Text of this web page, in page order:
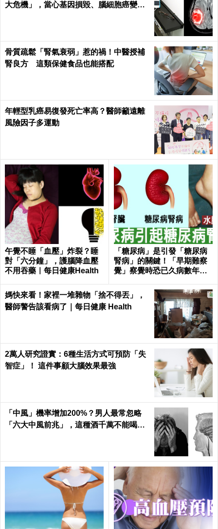
大危機」，當心基因損毀、腦細胞癌變！
骨質疏鬆「腎氣衰弱」惹的禍！中醫授補
腎良方 這類保健食品也能搭配
年輕型乳癌易復發死亡率高？醫師籲遠離
風險因子多運動
午覺不睡「血壓」炸裂？睡
對「六分鐘」，護腦降血壓
不用吞藥｜每日健康Health
「糖尿病」是引發「糖尿病
腎病」的關鍵！「早期難察
覺」察覺時恐已久病數年！
媽快來看！家裡一堆雜物「捨不得丟」，
醫師警告該看病了｜每日健康 Health
2萬人研究證實：6種生活方式可預防「失
智症」！ 這件事顧大腦效果最強
「中風」機率增加200%？男人最常忽略
「六大中風前兆」，這種酒千萬不能喝｜